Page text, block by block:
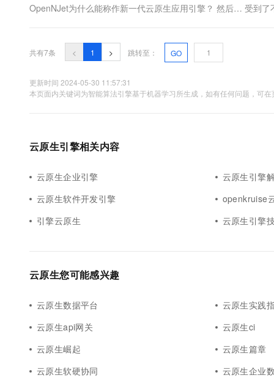
OpenNJet为什么能称作新一代云原生应用引擎？ 然后… 受到
共有7条 < 1 > 跳转至： GO
更新时间 2024-05-30 11:57:31
本页面内关键词为智能算法引擎基于机器学习所生成，如有任何问题，可
云原生引擎相关内容
云原生企业引擎
云原生引擎
云原生软件开发引擎
openkruise
引擎云原生
云原生引擎
云原生您可能感兴趣
云原生数据平台
云原生实践
云原生api网关
云原生ci
云原生崛起
云原生篇章
云原生软硬协同
云原生企业